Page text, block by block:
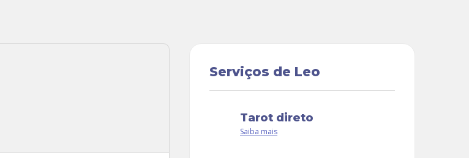
mais influentes em língua portuguesa, com associações entre os arcanos e a
Serviços de Leo
tarot direto
Saiba mais